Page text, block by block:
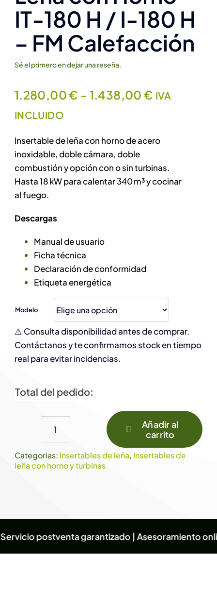
Contacto
IT-180 H / I-180 H
– FM Calefacción
Sé el primero en dejar una reseña.
1.280,00€ - 1.438,00 € Rango
1.280,00 €
IVA
INCLUIDO
Insertable de leña con horno de acero
inoxidable, doble cámara, doble
combustión y opción con o sin turbinas.
Hasta 18 kW para calentar 340 m³ y cocinar
al fuego.
Descargas
Manual de usuario
Ficha técnica
Declaración de conformidad
Etiqueta energética
Modelo
⚠️ Consulta disponibilidad antes de comprar.
Contáctanos y te confirmamos stock en tiempo
real para evitar incidencias.
Total del pedido:
Insertable
de
Leña
H
/
Añadir al
carrito
Categorias: Insertables de leña, Insertables de
leña con horno y turbinas
postventa garantizado | Asesoramiento